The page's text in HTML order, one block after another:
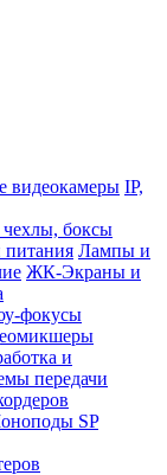
видеокамеры IP,
боксы
Лампы и
ЖК-Экраны и
фокусы
и
передачи
SP